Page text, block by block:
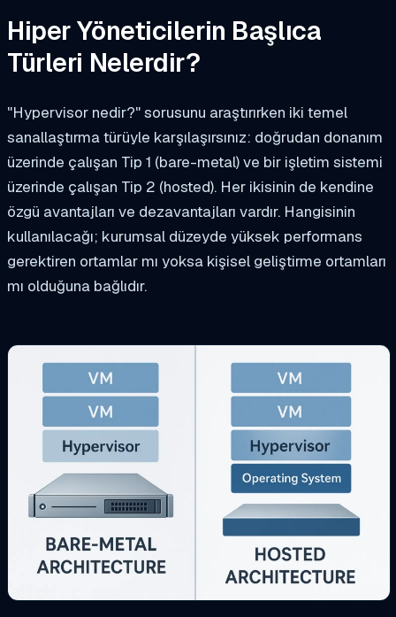
Hiper Yöneticilerin Başlıca
Türleri Nelerdir?
"Hypervisor nedir?" sorusunu araştırırken iki temel
sanallaştırma türüyle karşılaşırsınız: doğrudan donanım
üzerinde çalışan Tip 1 (bare-metal) ve bir işletim sistemi
üzerinde çalışan Tip 2 (hosted). Her ikisinin de kendine
özgü avantajları ve dezavantajları vardır. Hangisinin
kullanılacağı; kurumsal düzeyde yüksek performans
gerektiren ortamlar mı yoksa kişisel geliştirme ortamları
mı olduğuna bağlıdır.